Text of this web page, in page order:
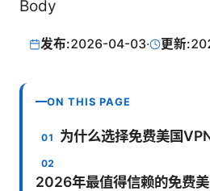
Body
发布:2026-04-03· 更新:
ON THIS PAGE
为什么选择免费美国
2026年最值得信赖的免费